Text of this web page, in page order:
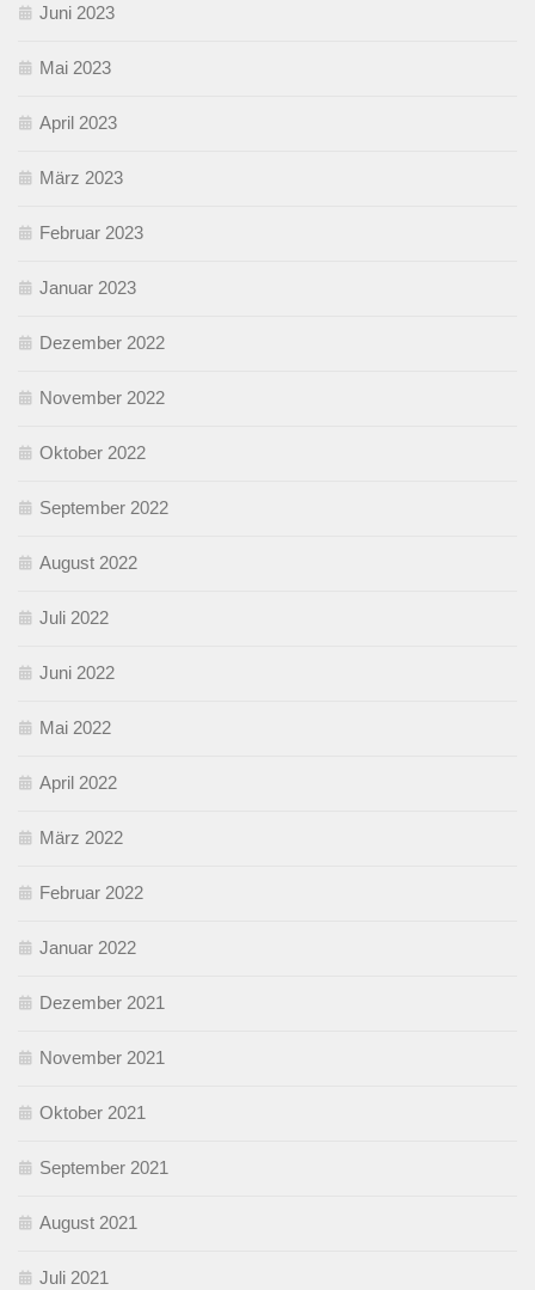
Juni 2023
Mai 2023
April 2023
März 2023
Februar 2023
Januar 2023
Dezember 2022
November 2022
Oktober 2022
September 2022
August 2022
Juli 2022
Juni 2022
Mai 2022
April 2022
März 2022
Februar 2022
Januar 2022
Dezember 2021
November 2021
Oktober 2021
September 2021
August 2021
Juli 2021